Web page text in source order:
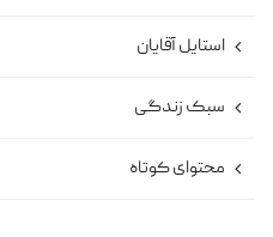
استایل آقایان
سبک زندگی
محتوای کوتاه